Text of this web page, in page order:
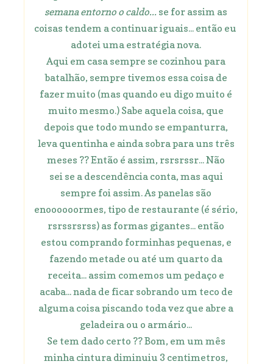
semana entorno o caldo... se for assim as
coisas tendem a continuar iguais... então eu
adotei uma estratégia nova.
Aqui em casa sempre se cozinhou para
batalhão, sempre tivemos essa coisa de
fazer muito (mas quando eu digo muito é
muito mesmo.) Sabe aquela coisa, que
depois que todo mundo se empanturra,
leva quentinha e ainda sobra para uns três
meses ?? Então é assim, rsrsrssr... Não
sei se a descendência conta, mas aqui
sempre foi assim. As panelas são
enoooooormes, tipo de restaurante (é sério,
rsrssrsrss) as formas gigantes... então
estou comprando forminhas pequenas, e
fazendo metade ou até um quarto da
receita... assim comemos um pedaço e
acaba... nada de ficar sobrando um teco de
alguma coisa piscando toda vez que abre a
geladeira ou o armário...
Se tem dado certo ?? Bom, em um mês
minha cintura diminuiu 3 centimetros,